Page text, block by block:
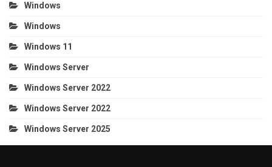
Windows
Windows
Windows 11
Windows Server
Windows Server 2022
Windows Server 2022
Windows Server 2025